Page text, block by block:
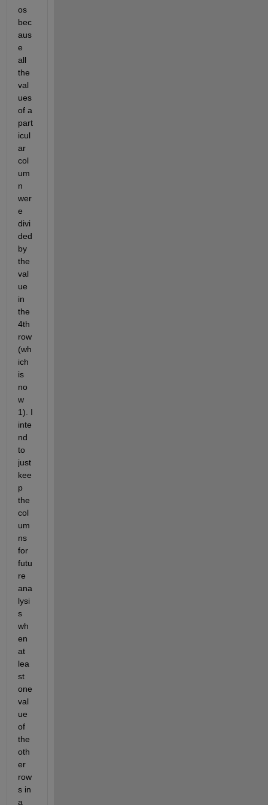
os
bec
aus
e
all
the
val
ues
of a
part
icul
ar
col
um
n
wer
e
divi
ded
by
the
val
ue
in
the
4th
row
(wh
ich
is
no
w
1). I
inte
nd
to
just
kee
p
the
col
um
ns
for
futu
re
ana
lysi
s
wh
en
at
lea
st
one
val
ue
of
the
oth
er
row
s in
a